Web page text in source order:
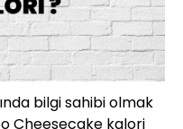
bilgi sahibi olmak
Cheesecake kalori